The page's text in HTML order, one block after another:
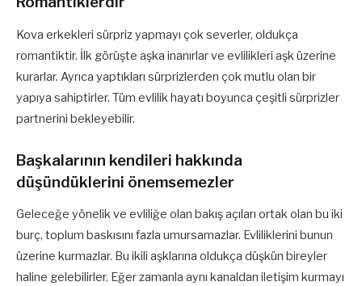
Kova erkekleri sürpriz yapmayı çok severler, oldukça
romantiktir. İlk görüşte aşka inanırlar ve evlilikleri aşk üzerine
kurarlar. Ayrıca yaptıkları sürprizlerden çok mutlu olan bir
yapıya sahiptirler. Tüm evlilik hayatı boyunca çeşitli sürprizler
partnerini bekleyebilir.
Başkalarının kendileri hakkında
düşündüklerini önemsemezler
Geleceğe yönelik ve evliliğe olan bakış açıları ortak olan bu iki
burç, toplum baskısını fazla umursamazlar. Evliliklerini bunun
üzerine kurmazlar. Bu ikili aşklarına oldukça düşkün bireyler
haline gelebilirler. Eğer zamanla aynı kanaldan iletişim kurmayı